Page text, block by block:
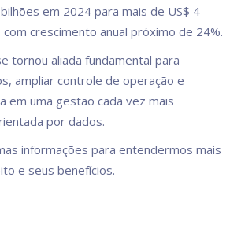
em 2024 para mais de US$ 4
crescimento anual próximo de 24%.
tornou aliada fundamental para
ampliar controle de operação e
em uma gestão cada vez mais
por dados.
informações para entendermos mais
e seus benefícios.